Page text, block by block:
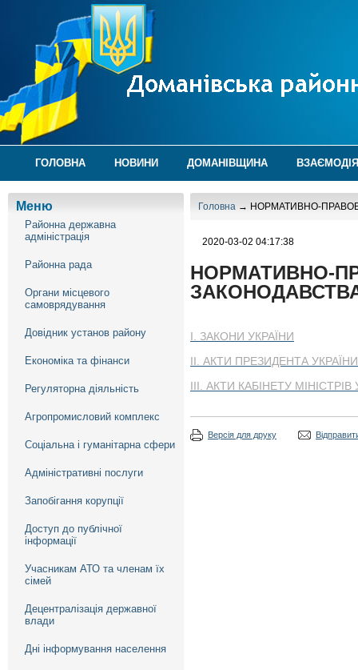
ГОЛОВНА НОВИНИ ДОМАНІВЩИНА
Меню
Районна державна
адміністрація
Районна рада
Органи місцевого
самоврядування
Довідник установ району
Економіка та фінанси
Регуляторна діяльність
Агропромисловий комплекс
Соціальна і гуманітарна сфери
Адміністративні послуги
Запобігання корупції
Доступ до публічної
інформації
Учасникам АТО та членам їх
сімей
Децентралізація державної
влади
Дні інформування населення
Головна → НОРМАТИВНО-
2020-03-02 04:17:38
НОРМАТИВНО-
І. ЗАКОНИ УКРАЇНИ
ІІ. АКТИ ПРЕЗИДЕНТА УКРАЇНИ
ІІІ. АКТИ КАБІНЕТУ МІНІСТРІВ
Версія для друку